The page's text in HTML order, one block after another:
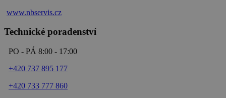
www.nbservis.cz
Technické poradenství
PO - PÁ 8:00 - 17:00
+420 737 895 177
+420 733 777 860